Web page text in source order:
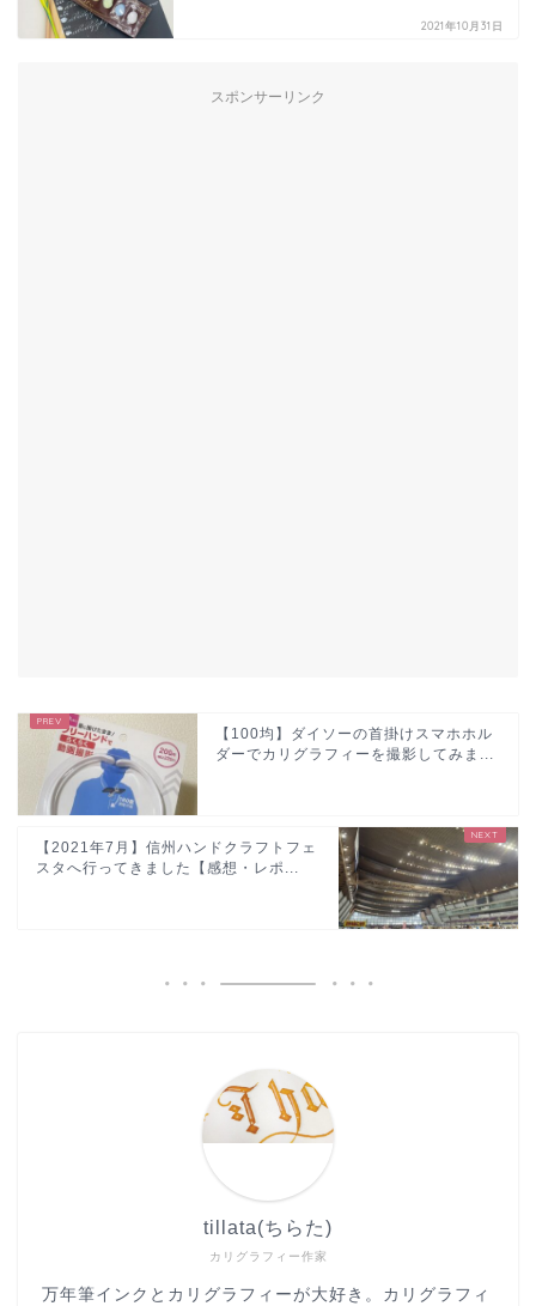
2021年10月31日
スポンサーリンク
【100均】ダイソーの首掛けスマホホル
ダーでカリグラフィーを撮影してみま...
【2021年7月】信州ハンドクラフトフェ
スタへ行ってきました【感想・レポ...
カリグラフィー作家
tillata(ちらた)
万年筆インクとカリグラフィーが大好き。カリグラフィ